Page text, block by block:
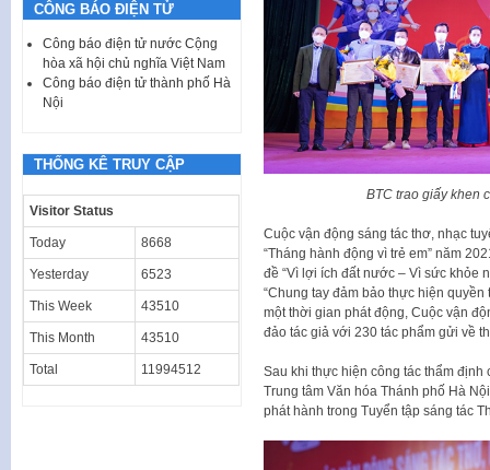
BTC trao giấy khen
Cuộc vận động sáng tác thơ, nhạc
“Tháng hành động vì trẻ em” năm
đề “Vì lợi ích đất nước – Vì sức khỏe
“Chung tay đảm bảo thực hiện quyền
một thời gian phát động, Cuộc vận
đảo tác giả với 230 tác phẩm gửi về
Sau khi thực hiện công tác thẩm
Trung tâm Văn hóa Thánh phố Hà
phát hành trong Tuyển tập sáng tác
CÔNG BÁO ĐIỆN TỬ
Công báo điện tử nước Cộng
hòa xã hội chủ nghĩa Việt Nam
Công báo điện tử thành phố Hà
Nội
THỐNG KÊ TRUY CẬP
Visitor Status
Today 8668
Yesterday 6523
This Week 43510
This Month 43510
Total 11994512